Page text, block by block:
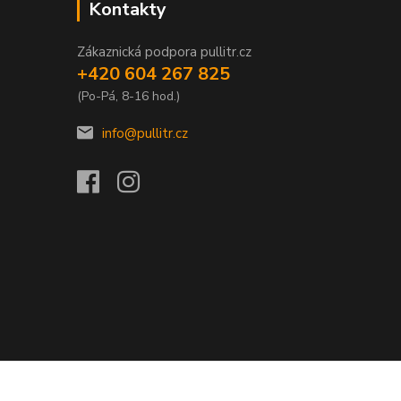
Kontakty
Zákaznická podpora pullitr.cz
+420 604 267 825
(Po-Pá, 8-16 hod.)
info@pullitr.cz